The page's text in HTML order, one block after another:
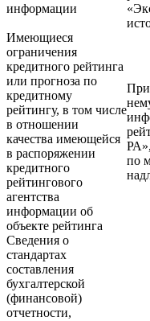
информации
Имеющиеся
ограничения
кредитного рейтинга
или прогноза по
кредитному
рейтингу, в том числе
в отношении
качества имеющейся
в распоряжении
кредитного
рейтингового
агентства
информации об
объекте рейтинга
по
Сведения о
стандартах
составления
бухгалтерской
(финансовой)
отчетности,